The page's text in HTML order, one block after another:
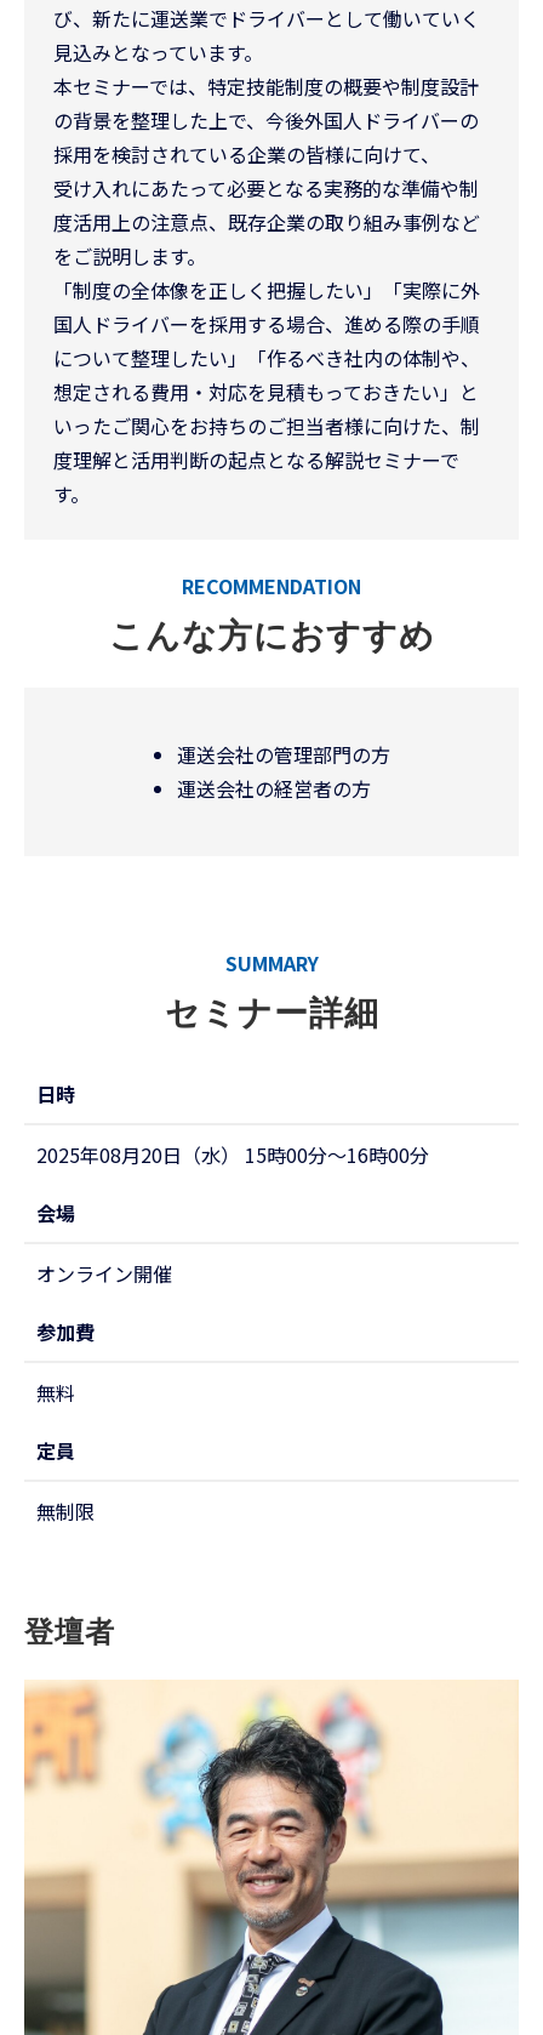
び、新たに運送業でドライバーとして働いていく
見込みとなっています。
本セミナーでは、特定技能制度の概要や制度設計
の背景を整理した上で、今後外国人ドライバーの
採用を検討されている企業の皆様に向けて、
受け入れにあたって必要となる実務的な準備や制
度活用上の注意点、既存企業の取り組み事例など
をご説明します。
「制度の全体像を正しく把握したい」「実際に外
国人ドライバーを採用する場合、進める際の手順
について整理したい」「作るべき社内の体制や、
想定される費用・対応を見積もっておきたい」と
いったご関心をお持ちのご担当者様に向けた、制
度理解と活用判断の起点となる解説セミナーで
す。
RECOMMENDATION
こんな方におすすめ
運送会社の管理部門の方
運送会社の経営者の方
SUMMARY
セミナー詳細
日時
2025年08月20日（水） 15時00分～16時00分
会場
オンライン開催
参加費
無料
定員
無制限
登壇者